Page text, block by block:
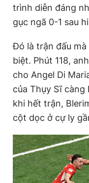
trình diễn đáng
gục ngã 0-1 sau
Đó là trận đấu
biệt. Phút 118,
cho Angel Di
của Thụy Sĩ
khi hết trận,
cột dọc ở cự ly